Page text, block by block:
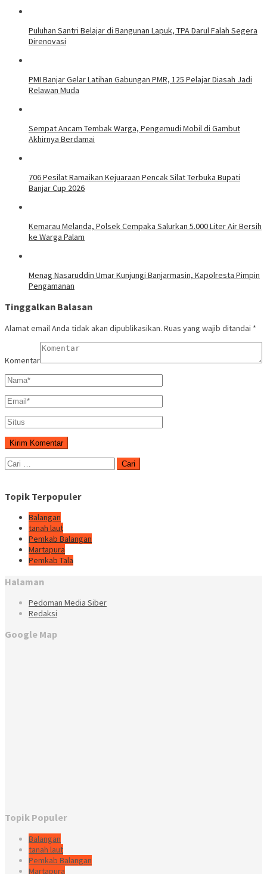
Puluhan Santri Belajar di Bangunan Lapuk, TPA Darul Falah Segera
Direnovasi
PMI Banjar Gelar Latihan Gabungan PMR, 125 Pelajar Diasah Jadi
Relawan Muda
Sempat Ancam Tembak Warga, Pengemudi Mobil di Gambut
Akhirnya Berdamai
706 Pesilat Ramaikan Kejuaraan Pencak Silat Terbuka Bupati
Banjar Cup 2026
Kemarau Melanda, Polsek Cempaka Salurkan 5.000 Liter Air Bersih
ke Warga Palam
Menag Nasaruddin Umar Kunjungi Banjarmasin, Kapolresta Pimpin
Pengamanan
Tinggalkan Balasan
Alamat email Anda tidak akan dipublikasikan. Ruas yang wajib ditandai *
Komentar
Cari
untuk:
Topik Terpopuler
Balangan
tanah laut
Pemkab Balangan
Martapura
Pemkab Tala
Halaman
Pedoman Media Siber
Redaksi
Google Map
Topik Populer
Balangan
tanah laut
Pemkab Balangan
Martapura